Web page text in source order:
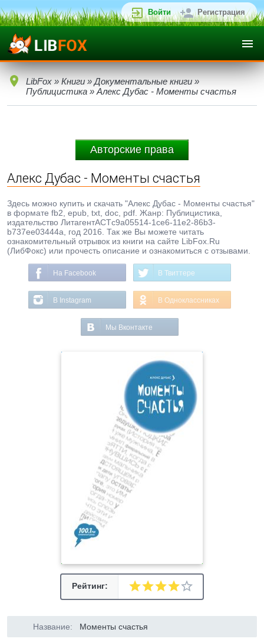
Войти Регистрация
LibFox » Книги » Документальные книги »
Публицистика » Алекс Дубас - Моменты счастья
Авторские права
Алекс Дубас - Моменты счастья
Здесь можно купить и скачать "Алекс Дубас - Моменты счастья"
в формате fb2, epub, txt, doc, pdf. Жанр: Публицистика,
издательство ЛитагентАСТc9a05514-1ce6-11e2-86b3-
b737ee03444a, год 2016. Так же Вы можете читать
ознакомительный отрывок из книги на сайте LibFox.Ru
(ЛибФокс) или прочесть описание и ознакомиться с отзывами.
На Facebook В Твиттере
В Instagram В Одноклассниках
Мы Вконтакте
Рейтинг:
Название: Моменты счастья